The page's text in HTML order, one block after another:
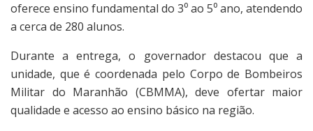
oferece ensino fundamental do 3⁰ ao 5⁰ ano, atendendo
a cerca de 280 alunos.
Durante a entrega, o governador destacou que a
unidade, que é coordenada pelo Corpo de Bombeiros
Militar do Maranhão (CBMMA), deve ofertar maior
qualidade e acesso ao ensino básico na região.